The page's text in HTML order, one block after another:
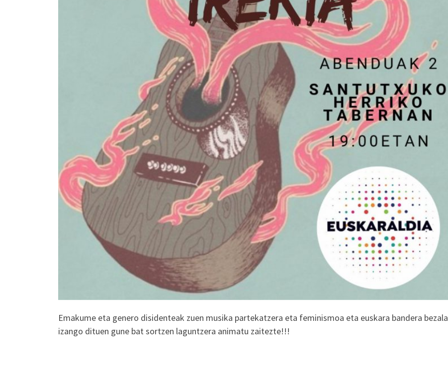
Emakume eta genero disidenteak zuen musika partekatzera eta feminismoa eta euskara bandera bezala
izango dituen gune bat sortzen laguntzera animatu zaitezte!!!